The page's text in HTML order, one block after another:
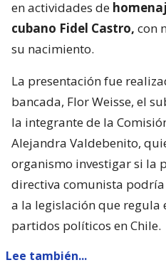
en actividades de
cubano Fidel Castro, con
su nacimiento.
La presentación fue
bancada, Flor Weisse, el
la integrante de la
Alejandra Valdebenito,
organismo investigar si la
directiva comunista
a la legislación que regula
partidos políticos en Chile.
Lee también...